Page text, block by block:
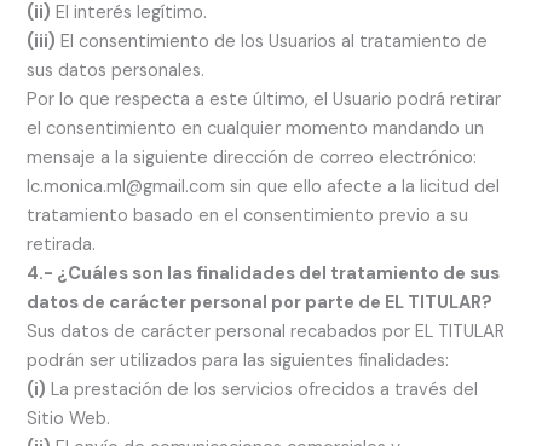
(ii) El interés legítimo.
(iii) El consentimiento de los Usuarios al tratamiento de
sus datos personales.
Por lo que respecta a este último, el Usuario podrá retirar
el consentimiento en cualquier momento mandando un
mensaje a la siguiente dirección de correo electrónico:
lc.monica.ml@gmail.com sin que ello afecte a la licitud del
tratamiento basado en el consentimiento previo a su
retirada.
4.- ¿Cuáles son las finalidades del tratamiento de sus
datos de carácter personal por parte de EL TITULAR?
Sus datos de carácter personal recabados por EL TITULAR
podrán ser utilizados para las siguientes finalidades:
(i) La prestación de los servicios ofrecidos a través del
Sitio Web.